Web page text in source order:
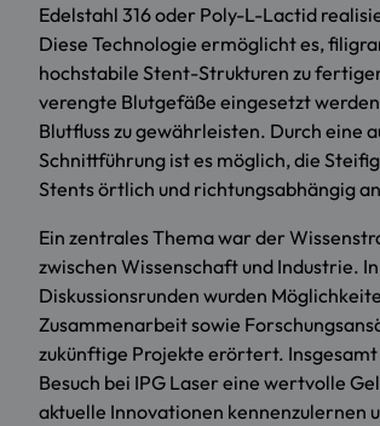
Edelstahl 316 oder Poly-L-Lactid
Diese Technologie ermöglicht es,
hochstabile Stent-Strukturen zu
verengte Blutgefäße eingesetzt
Blutfluss zu gewährleisten. Durch eine
Schnittführung ist es möglich, die
Stents örtlich und richtungsabhängig
Ein zentrales Thema war der
zwischen Wissenschaft und Industrie.
Diskussionsrunden wurden
Zusammenarbeit sowie
zukünftige Projekte erörtert.
Besuch bei IPG Laser eine wertvolle
aktuelle Innovationen kennenzulernen